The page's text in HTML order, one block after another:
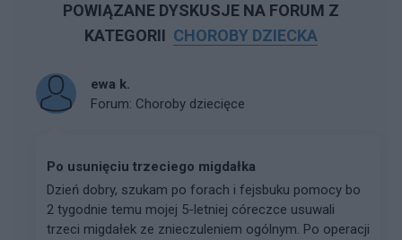
POWIĄZANE DYSKUSJE NA FORUM Z
KATEGORII CHOROBY DZIECKA
ewa k.
Forum: Choroby dziecięce
Po usunięciu trzeciego migdałka
Dzień dobry, szukam po forach i fejsbuku pomocy bo
2 tygodnie temu mojej 5-letniej córeczce usuwali
trzeci migdałek ze znieczuleniem ogólnym. Po operacji